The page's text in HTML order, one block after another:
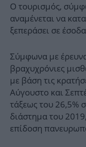
Ο τουρισμός,
αναμένεται να
ξεπεράσει σε
Σύμφωνα με
βραχυχρόνιες
με βάση τις
Αύγουστο και
τάξεως του 26,5%
διάστημα του
επίδοση